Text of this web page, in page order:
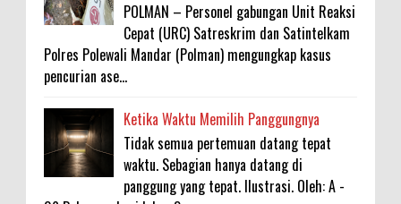
POLMAN – Personel gabungan Unit Reaksi
Cepat (URC) Satreskrim dan Satintelkam
Polres Polewali Mandar (Polman) mengungkap kasus
pencurian ase...
Ketika Waktu Memilih Panggungnya
Tidak semua pertemuan datang tepat
waktu. Sebagian hanya datang di
panggung yang tepat. Ilustrasi. Oleh: A -